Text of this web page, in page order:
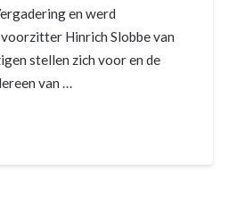
en werd
Hinrich Slobbe van
stellen zich voor en de
van …